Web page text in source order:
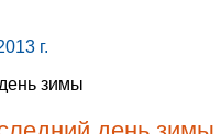
г.
зимы